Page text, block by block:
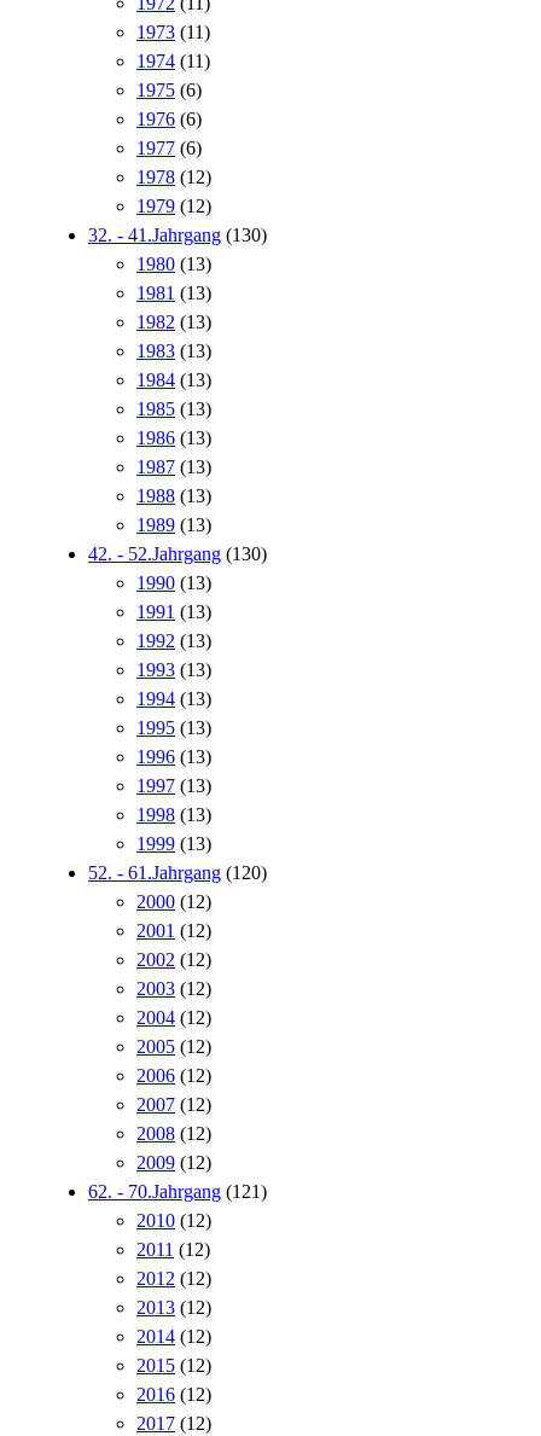
1973 (11)
1974 (11)
1975 (6)
1976 (6)
1977 (6)
1978 (12)
1979 (12)
32. - 41.Jahrgang (130)
1980 (13)
1981 (13)
1982 (13)
1983 (13)
1984 (13)
1985 (13)
1986 (13)
1987 (13)
1988 (13)
1989 (13)
42. - 52.Jahrgang (130)
1990 (13)
1991 (13)
1992 (13)
1993 (13)
1994 (13)
1995 (13)
1996 (13)
1997 (13)
1998 (13)
1999 (13)
52. - 61.Jahrgang (120)
2000 (12)
2001 (12)
2002 (12)
2003 (12)
2004 (12)
2005 (12)
2006 (12)
2007 (12)
2008 (12)
2009 (12)
62. - 70.Jahrgang (121)
2010 (12)
2011 (12)
2012 (12)
2013 (12)
2014 (12)
2015 (12)
2016 (12)
2017 (12)